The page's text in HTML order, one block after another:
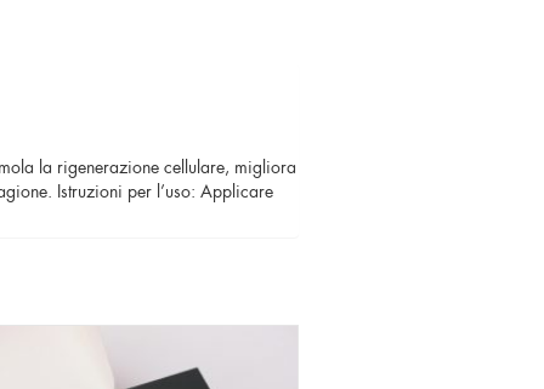
la rigenerazione cellulare, migliora
Istruzioni per l’uso: Applicare